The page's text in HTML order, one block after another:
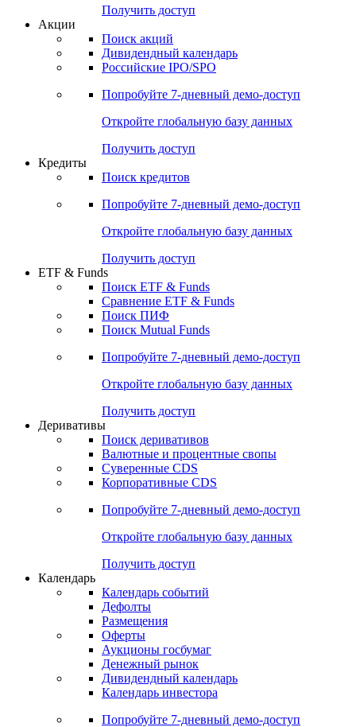
Получить доступ
Акции
Поиск акций
Дивидендный календарь
Российские IPO/SPO
Попробуйте 7-дневный демо-доступ
Откройте глобальную базу данных
Получить доступ
Кредиты
Поиск кредитов
Попробуйте 7-дневный демо-доступ
Откройте глобальную базу данных
Получить доступ
ETF & Funds
Поиск ETF & Funds
Сравнение ETF & Funds
Поиск ПИФ
Поиск Mutual Funds
Попробуйте 7-дневный демо-доступ
Откройте глобальную базу данных
Получить доступ
Деривативы
Поиск деривативов
Валютные и процентные свопы
Суверенные CDS
Корпоративные CDS
Попробуйте 7-дневный демо-доступ
Откройте глобальную базу данных
Получить доступ
Календарь
Календарь событий
Дефолты
Размещения
Оферты
Аукционы госбумаг
Денежный рынок
Дивидендный календарь
Календарь инвестора
Попробуйте 7-дневный демо-доступ